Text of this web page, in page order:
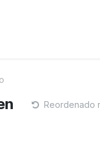
Reordenado